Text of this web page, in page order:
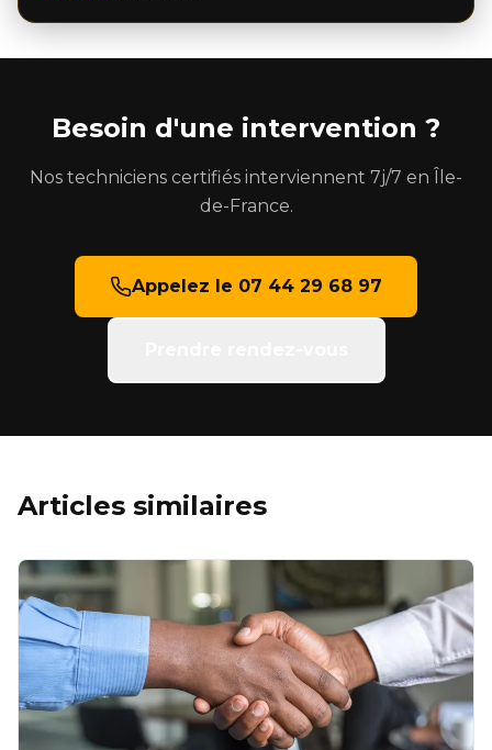
Besoin d'une intervention ?
Nos techniciens certifiés interviennent 7j/7 en Île-
de-France.
Appelez le 07 44 29 68 97
Articles similaires